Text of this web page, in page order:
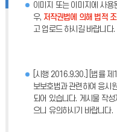
이미지 또는 이미지에 사용
우, 저작권법에 의해 법적 조
고 업로드 하시길 바랍니다.
[시행 2016.9.30.] [법률
보보호법과 관련하여 응시
되어 있습니다. 게시물 작
으니 유의하시기 바랍니다.